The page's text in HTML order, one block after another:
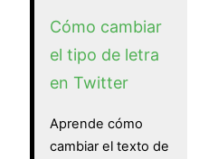
Cómo cambiar
el tipo de letra
en Twitter
Aprende cómo
cambiar el texto de